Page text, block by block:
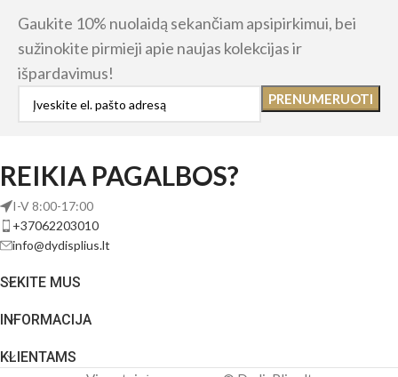
Gaukite 10% nuolaidą sekančiam apsipirkimui, bei
sužinokite pirmieji apie naujas kolekcijas ir
išpardavimus!
REIKIA PAGALBOS?
I-V 8:00-17:00
+37062203010
info@dydisplius.lt
SEKITE MUS
INFORMACIJA
KLIENTAMS